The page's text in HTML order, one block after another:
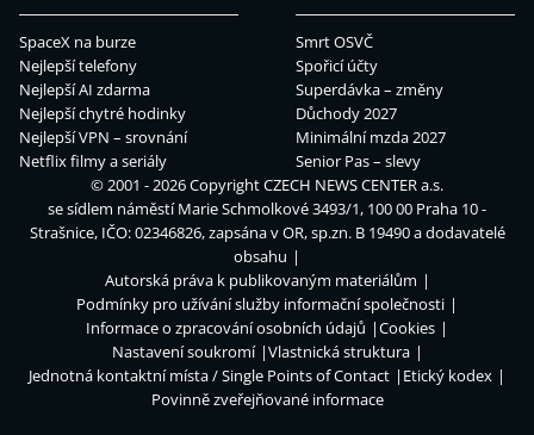
SpaceX na burze
Nejlepší telefony
Nejlepší AI zdarma
Nejlepší chytré hodinky
Nejlepší VPN – srovnání
Netflix filmy a seriály
Smrt OSVČ
Spořicí účty
Superdávka – změny
Důchody 2027
Minimální mzda 2027
Senior Pas – slevy
© 2001 - 2026 CopyrightCZECH NEWS CENTER a.s.
se sídlem náměstí Marie Schmolkové 3493/1, 100 00 Praha 10 -
Strašnice, IČO: 02346826, zapsána v OR, sp.zn. B 19490 a dodavatelé
obsahu
Autorská práva k publikovaným materiálům
Podmínky pro užívání služby informační společnosti
Informace o zpracování osobních údajů
Cookies
Nastavení soukromí
Vlastnická struktura
Jednotná kontaktní místa / Single Points of Contact
Etický kodex
Povinně zveřejňované informace